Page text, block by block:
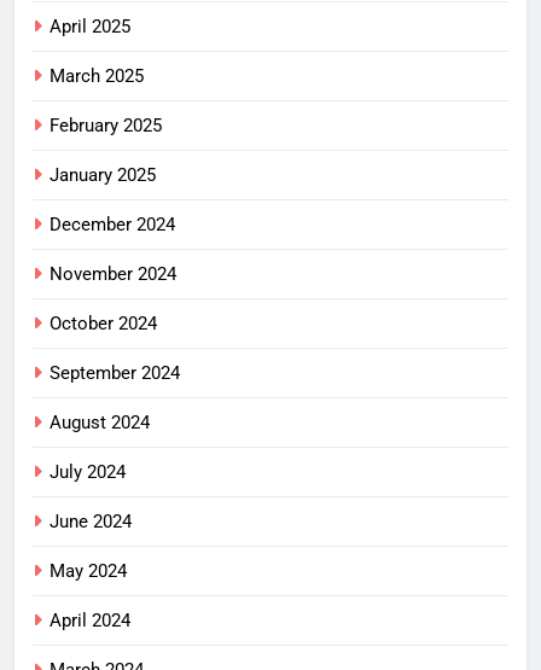
April 2025
March 2025
February 2025
January 2025
December 2024
November 2024
October 2024
September 2024
August 2024
July 2024
June 2024
May 2024
April 2024